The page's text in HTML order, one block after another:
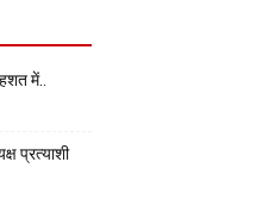
में..
प्रत्याशी